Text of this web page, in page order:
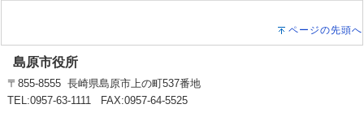
ページの先頭へ
島原市役所
〒855-8555 長崎県島原市上の町537番地
TEL:0957-63-1111 FAX:0957-64-5525